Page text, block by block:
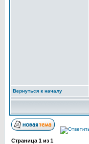
Вернуться к началу
Страница 1 из 1